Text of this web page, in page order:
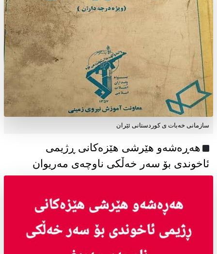
سازمانی خەبات ی كوردستانی ئێران
هەڕەشەو هێرشی هێزەکانی ڕژیمی
ئاخوندی بۆ سەر خەڵکی ناوچەی مەریوان